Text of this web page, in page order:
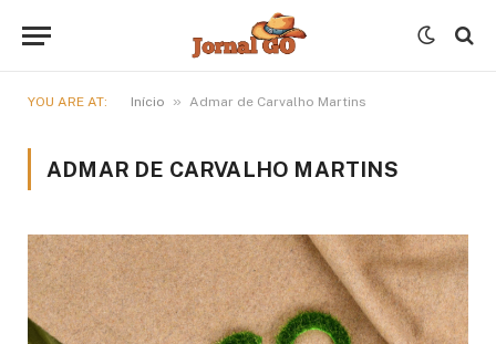
YOU ARE AT: Início » Admar de Carvalho Martins
ADMAR DE CARVALHO MARTINS